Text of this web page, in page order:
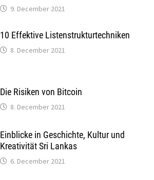
9. December 2021
10 Effektive Listenstrukturtechniken
8. December 2021
Die Risiken von Bitcoin
8. December 2021
Einblicke in Geschichte, Kultur und
Kreativität Sri Lankas
6. December 2021